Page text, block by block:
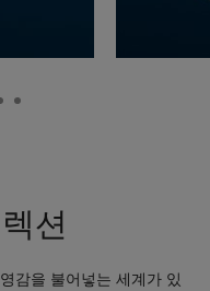
션
감을 불어넣는 세계가 있